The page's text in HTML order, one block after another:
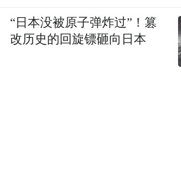
“日本没被原子弹炸过”！篡
改历史的回旋镖砸向日本